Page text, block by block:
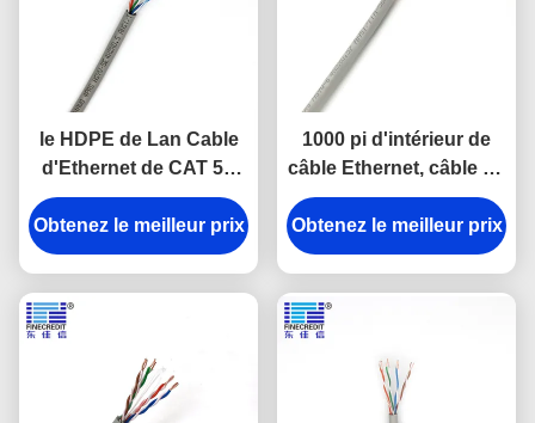
le HDPE de Lan Cable
d'Ethernet de CAT 5E
d'UTP de 4 noyaux des
paires 8/CAT 5E de ftp a
isolé le câble de réseau
Obtenez le meilleur prix
1000 pi d'intérieur de
câble Ethernet, câble en
vrac 23awg Cat6 d'UTP
Obtenez le meilleur prix